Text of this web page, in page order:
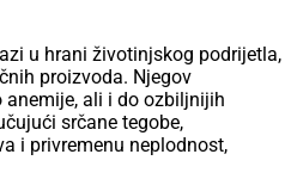
u hrani životinjskog podrijetla,
proizvoda. Njegov
ali i do ozbiljnijih
srčane tegobe,
i privremenu neplodnost,